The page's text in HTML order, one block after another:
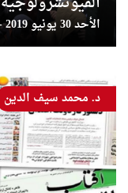
الأحد 30 يونيو 2019 - 12:00:26
د. محمد سيف الدين